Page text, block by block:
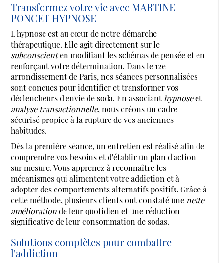
Transformez votre vie avec MARTINE
PONCET HYPNOSE
L'hypnose est au cœur de notre démarche
thérapeutique. Elle agit directement sur le
subconscienten modifiant les schémas de pensée et en
renforçant votre détermination. Dans le 12e
arrondissement de Paris, nos séances personnalisées
sont conçues pour identifier et transformer vos
déclencheurs d'envie de soda. En associant hypnoseet
analyse transactionnelle, nous créons un cadre
sécurisé propice à la rupture de vos anciennes
habitudes.
Dès la première séance, un entretien est réalisé afin de
comprendre vos besoins et d'établir un plan d'action
sur mesure. Vous apprenez à reconnaître les
mécanismes qui alimentent votre addiction et à
adopter des comportements alternatifs positifs. Grâce à
cette méthode, plusieurs clients ont constaté une nette
améliorationde leur quotidien et une réduction
significative de leur consommation de sodas.
Solutions complètes pour combattre
l'addiction